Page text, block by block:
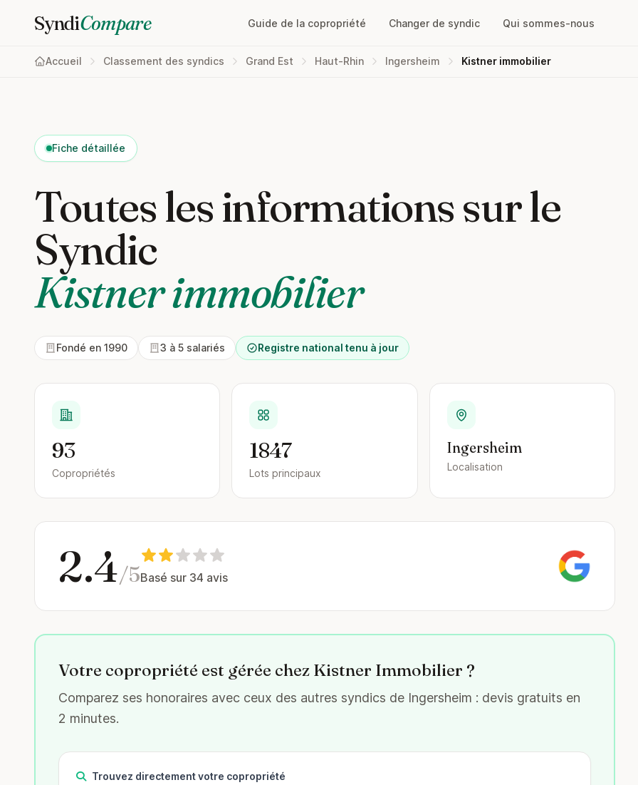
SyndiCompare Guide de la copropriété Changer de syndic Qui sommes-nous
Accueil Classement des syndics Grand Est Haut-Rhin Ingersheim Kistner immobilier
Fiche détaillée
Toutes les informations sur le
Syndic
Kistner immobilier
Fondé en 1990 3 à 5 salariés Registre national tenu à jour
93
Copropriétés
1847
Lots principaux
Ingersheim
Localisation
2.4/5Basé sur 34 avis
Votre copropriété est gérée chez Kistner Immobilier ?
Comparez ses honoraires avec ceux des autres syndics de Ingersheim : devis gratuits en
2 minutes.
Trouvez directement votre copropriété